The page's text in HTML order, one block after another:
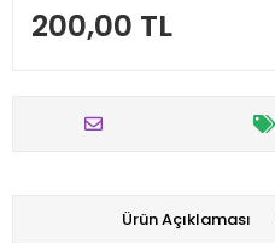
200,00 TL
Ürün Açıklaması